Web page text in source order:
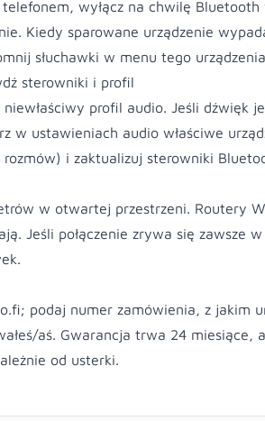
telefonem, wyłącz na chwilę
Kiedy sparowane urządzenie
słuchawki w menu tego
sterowniki i profil
profil audio. Jeśli dźwięk
w ustawieniach audio właściwe
rozmów) i zaktualizuj sterowniki
w otwartej przestrzeni. Routery
Jeśli połączenie zrywa się zawsze
; podaj numer zamówienia, z jakim
aś. Gwarancja trwa 24 miesiące,
od usterki.